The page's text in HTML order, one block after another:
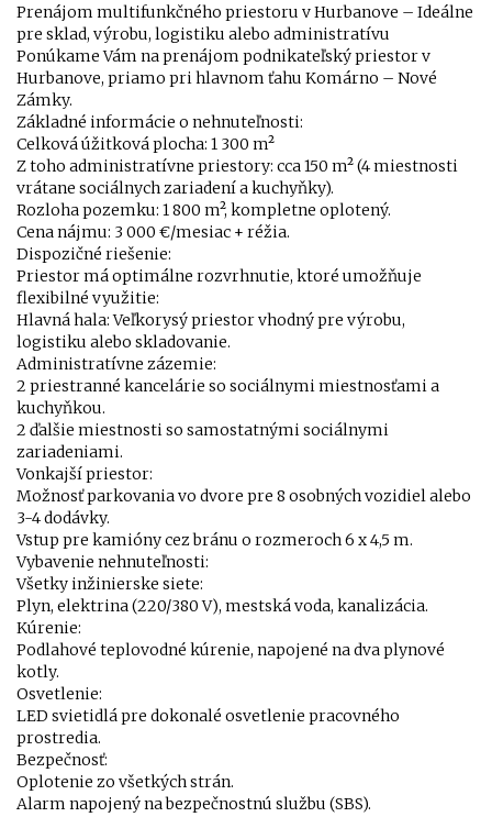
Prenájom multifunkčného priestoru v Hurbanove – Ideálne
pre sklad, výrobu, logistiku alebo administratívu
Ponúkame Vám na prenájom podnikateľský priestor v
Hurbanove, priamo pri hlavnom ťahu Komárno – Nové
Zámky.
Základné informácie o nehnuteľnosti:
Celková úžitková plocha: 1 300 m²
Z toho administratívne priestory: cca 150 m² (4 miestnosti
vrátane sociálnych zariadení a kuchyňky).
Rozloha pozemku: 1 800 m², kompletne oplotený.
Cena nájmu: 3 000 €/mesiac + réžia.
Dispozičné riešenie:
Priestor má optimálne rozvrhnutie, ktoré umožňuje
flexibilné využitie:
Hlavná hala: Veľkorysý priestor vhodný pre výrobu,
logistiku alebo skladovanie.
Administratívne zázemie:
2 priestranné kancelárie so sociálnymi miestnosťami a
kuchyňkou.
2 ďalšie miestnosti so samostatnými sociálnymi
zariadeniami.
Vonkajší priestor:
Možnosť parkovania vo dvore pre 8 osobných vozidiel alebo
3-4 dodávky.
Vstup pre kamióny cez bránu o rozmeroch 6 x 4,5 m.
Vybavenie nehnuteľnosti:
Všetky inžinierske siete:
Plyn, elektrina (220/380 V), mestská voda, kanalizácia.
Kúrenie:
Podlahové teplovodné kúrenie, napojené na dva plynové
kotly.
Osvetlenie:
LED svietidlá pre dokonalé osvetlenie pracovného
prostredia.
Bezpečnosť:
Oplotenie zo všetkých strán.
Alarm napojený na bezpečnostnú službu (SBS).